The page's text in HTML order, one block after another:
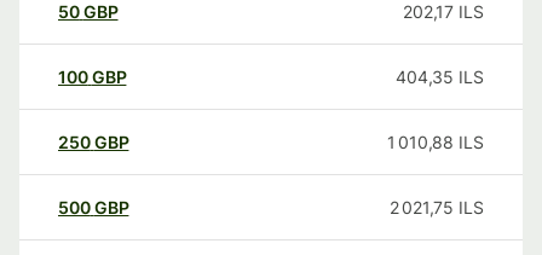
50GBP 202,17 ILS
100GBP 404,35 ILS
250GBP 1 010,88 ILS
500GBP 2 021,75 ILS